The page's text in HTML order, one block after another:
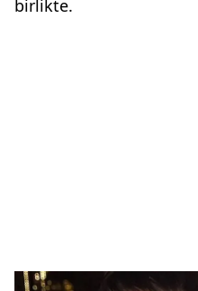
birlikte.